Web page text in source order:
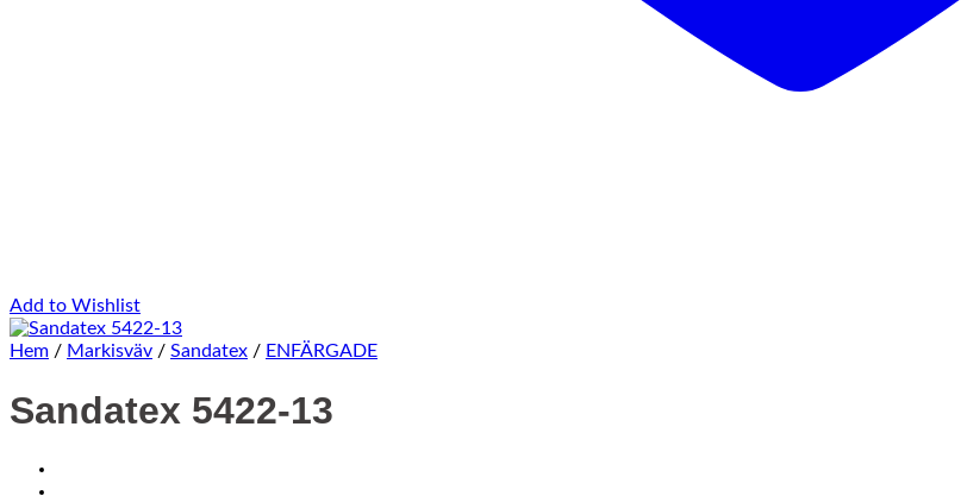
Add to Wishlist
Hem / Markisväv / Sandatex / ENFÄRGADE
Sandatex 5422-13